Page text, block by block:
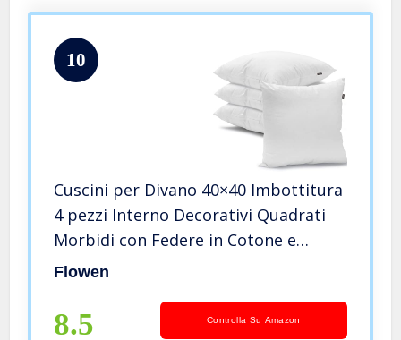
10
Cuscini per Divano 40×40 Imbottitura
4 pezzi Interno Decorativi Quadrati
Morbidi con Federe in Cotone e
Poliest. Bianca Anallergici Antiacaro
e Lavabili
Flowen
8.5 Controlla Su Amazon